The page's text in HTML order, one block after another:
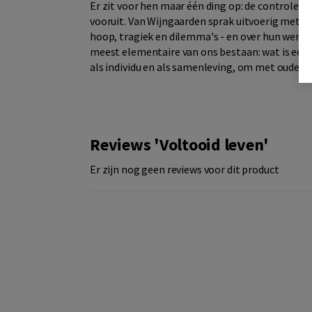
Er zit voor hen maar één ding op: de controle
vooruit. Van Wijngaarden sprak uitvoerig met
hoop, tragiek en dilemma's - en over hun
meest elementaire van ons bestaan: wat is
als individu en als samenleving, om met
Reviews 'Voltooid leven'
Er zijn nog geen reviews voor dit product